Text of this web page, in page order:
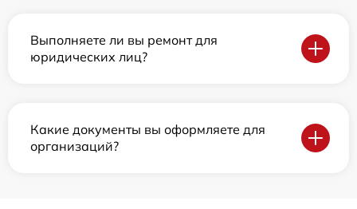
Выполняете ли вы ремонт для
юридических лиц?
Какие документы вы оформляете для
организаций?